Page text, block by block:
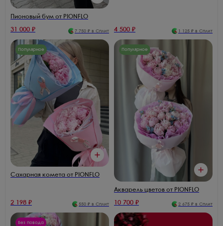
Пионовый бум от PIONFLO
31 000 ₽ 7 750 ₽ в Сплит 4 500 ₽ 1 125 ₽ в Сплит
Популярное
Сахарная комета от PIONFLO
2 198 ₽ 550 ₽ в Сплит
Популярное
Акварель цветов от PIONFLO
10 700 ₽ 2 675 ₽ в Сплит
Без повода